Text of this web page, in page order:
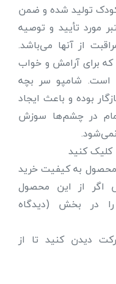
تولید شده و ضمن
مورد تأیید و توصیه
از آنها می‌باشد.
برای آرامش و خواب
است. شامپو سر بچه
بوده و باعث ایجاد
در چشم‌ها سوزش
کلیک کنید
محصول به کیفیت خرید
اگر از این محصول
را در بخش (دیدگاه
دیدن کنید تا از